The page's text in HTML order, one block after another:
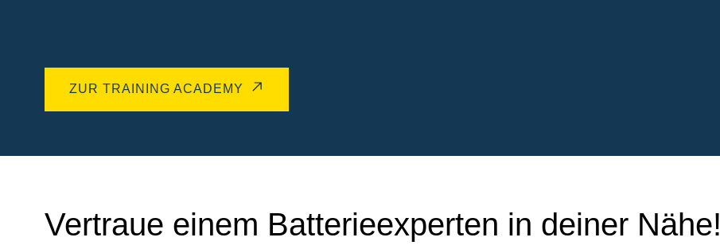
ZUR TRAINING ACADEMY
Vertraue einem Batterieexperten in deiner Nähe!